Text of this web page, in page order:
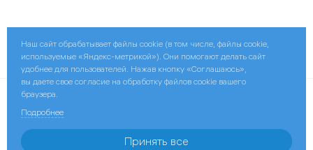
Поделиться:
© 2026 ПАО «МОЭК»
ПАО «Газпром»
Наш сайт обрабатывает файлы cookie (в том числе, файлы cookie,
используемые «Яндекс-метрикой»). Они помогают делать сайт
удобнее для пользователей. Нажав кнопку «Соглашаюсь»,
вы даете свое согласие на обработку файлов cookie вашего
браузера.
Подробнее
Принять все